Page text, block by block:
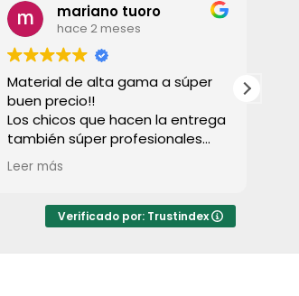
mariano tuoro
hace 2 meses
Material de alta gama a súper
buen precio!!
Los chicos que hacen la entrega
también súper profesionales
rápido e súper limpios! Lo
recomiendo a todos!
Leer más
Verificado por: Trustindex